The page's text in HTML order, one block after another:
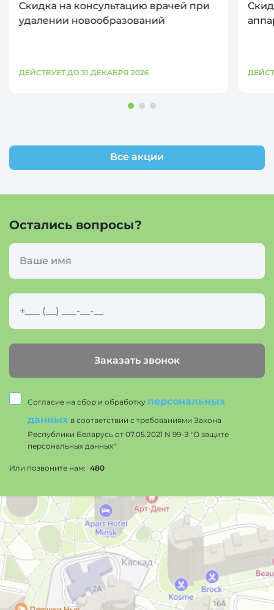
Все акции
Скидка на консультацию врачей при
удалении новообразований
ДЕЙСТВУЕТ ДО 31 ДЕКАБРЯ 2026
Остались вопросы?
Заказать звонок
Или позвоните нам: 480
Согласие на сбор и обработку персональных
данных в соответствии с требованиями Закона
Республики Беларусь от 07.05.2021 N 99-З "О защите
персональных данных"